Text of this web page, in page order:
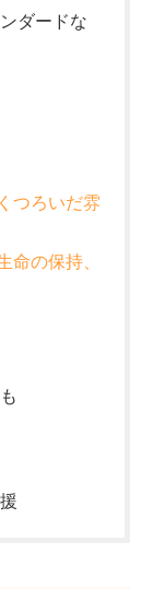
ダードな
つろいだ雰
命の保持、